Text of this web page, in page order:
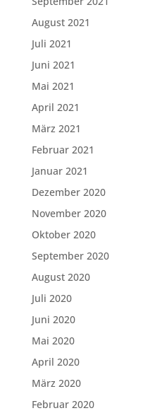
August 2021
Juli 2021
Juni 2021
Mai 2021
April 2021
März 2021
Februar 2021
Januar 2021
Dezember 2020
November 2020
Oktober 2020
September 2020
August 2020
Juli 2020
Juni 2020
Mai 2020
April 2020
März 2020
Februar 2020